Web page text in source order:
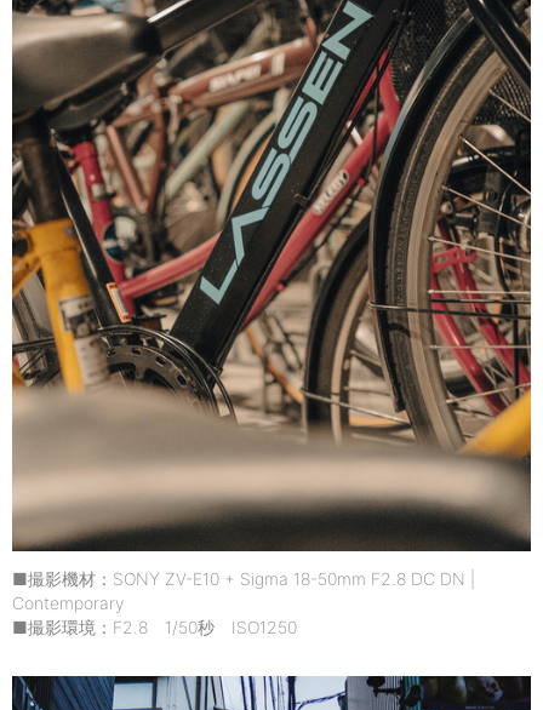
■撮影機材：SONY ZV-E10 + Sigma 18-50mm F2.8 DC DN |
Contemporary
■撮影環境：F2.8 1/50秒 ISO1250